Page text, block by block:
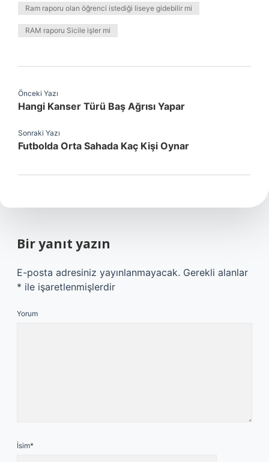
Ram raporu olan öğrenci istediği liseye gidebilir mi
RAM raporu Sicile işler mi
Önceki Yazı
Hangi Kanser Türü Baş Ağrısı Yapar
Sonraki Yazı
Futbolda Orta Sahada Kaç Kişi Oynar
Bir yanıt yazın
E-posta adresiniz yayınlanmayacak. Gerekli alanlar
* ile işaretlenmişlerdir
Yorum
İsim*